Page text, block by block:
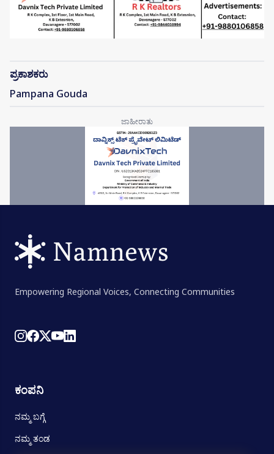
ಪ್ರಕಾಶಕರು
Pampana Gouda
Empowering Regional Voices, Connecting Communities
ಕಂಪನಿ
ನಮ್ಮ ಬಗ್ಗೆ
ನಮ್ಮ ತಂಡ